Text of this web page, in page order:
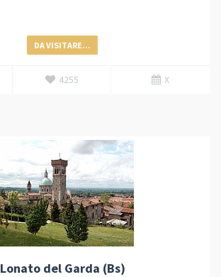
DA VISITARE...
4255 X
Lonato del Garda (Bs)